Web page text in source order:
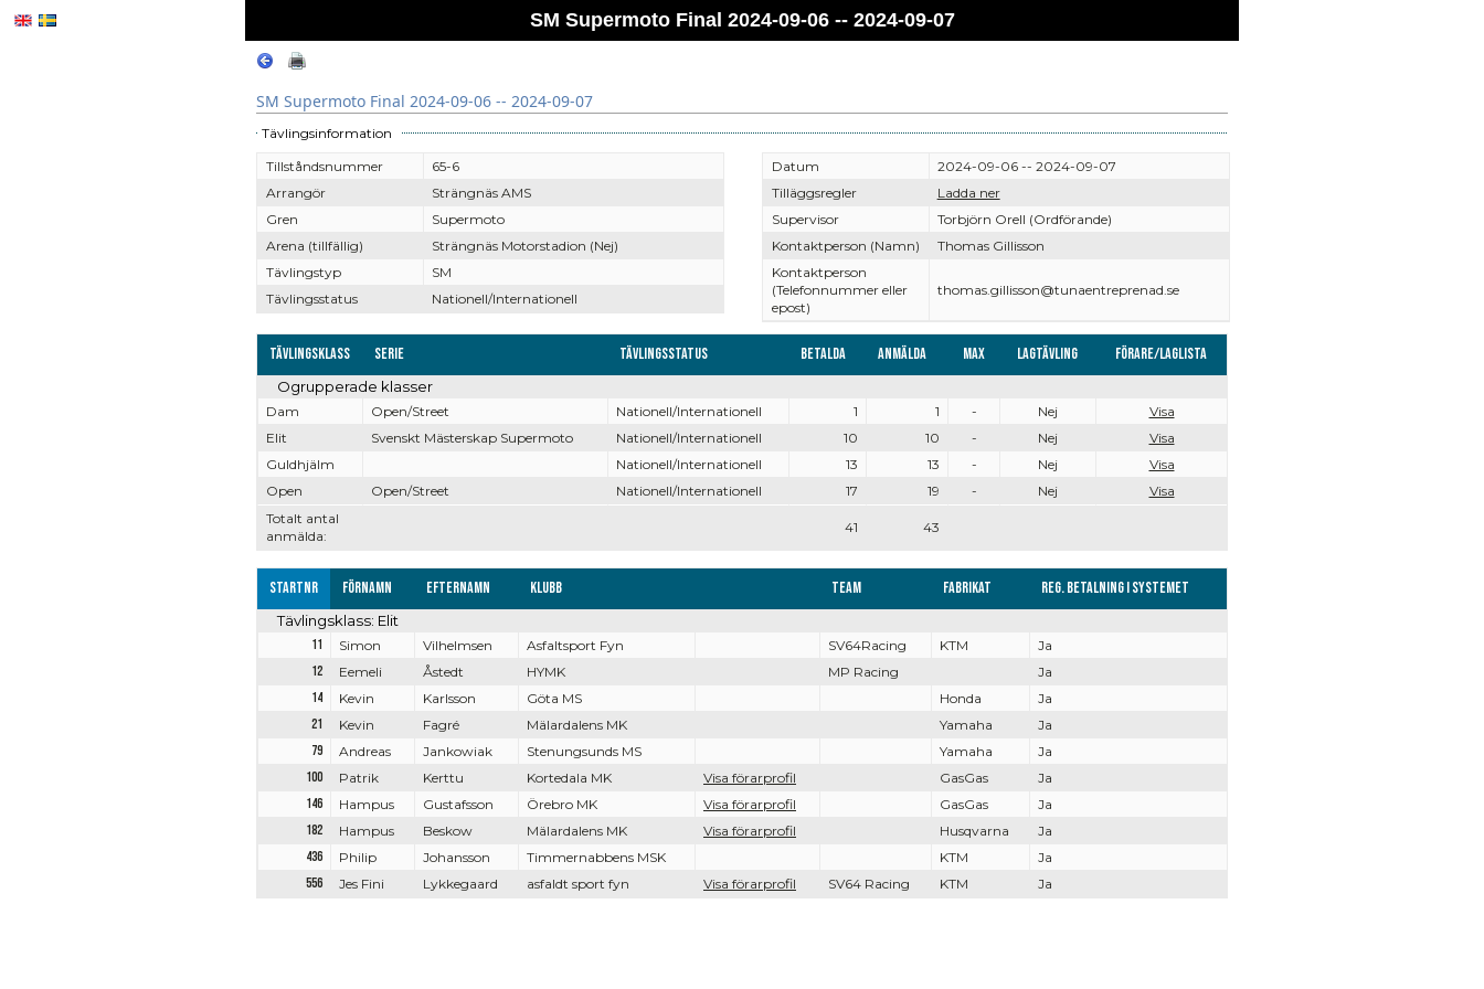
SM Supermoto Final 2024-09-06 -- 2024-09-07
SM Supermoto Final 2024-09-06 -- 2024-09-07
Tävlingsinformation
Tillståndsnummer
65-6
Arrangör
Strängnäs AMS
Gren
Supermoto
Arena (tillfällig)
Strängnäs Motorstadion (Nej)
Tävlingstyp
SM
Tävlingsstatus
Nationell/Internationell
Datum
2024-09-06 -- 2024-09-07
Tilläggsregler
Ladda ner
Supervisor
Torbjörn Orell (Ordförande)
Kontaktperson (Namn)
Thomas Gillisson
Kontaktperson
(Telefonnummer eller
epost)
thomas.gillisson@tunaentreprenad.se
Tävlingsklass Serie Tävlingsstatus Betalda Anmälda Max Lagtävling Förare/Laglista
Totalt antal
anmälda:
41 43
Ogrupperade klasser
Dam Open/Street Nationell/Internationell 1 1 - Nej
Visa
Elit
Svenskt Mästerskap Supermoto Nationell/Internationell 10 10 - Nej
Visa
Guldhjälm
Nationell/Internationell 13 13 - Nej
Visa
Open
Open/Street Nationell/Internationell 17 19 - Nej Visa
Startnr Förnamn Efternamn Klubb Team Fabrikat Reg. Betalning i systemet
Tävlingsklass: Elit
11 Simon Vilhelmsen Asfaltsport Fyn SV64Racing KTM
Ja
12
Eemeli Åstedt HYMK MP Racing
Ja
14
Kevin Karlsson Göta MS Honda
Ja
21
Kevin Fagré Mälardalens MK Yamaha
Ja
79
Andreas Jankowiak Stenungsunds MS Yamaha
Ja
100
Patrik Kerttu Kortedala MK Visa förarprofil GasGas
Ja
146
Hampus Gustafsson Örebro MK Visa förarprofil GasGas
Ja
182
Hampus Beskow Mälardalens MK Visa förarprofil Husqvarna
Ja
436
Philip Johansson Timmernabbens MSK KTM
Ja
556
Jes Fini Lykkegaard asfaldt sport fyn Visa förarprofil SV64 Racing KTM Ja